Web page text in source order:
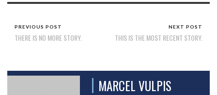
PREVIOUS POST
THERE IS NO MORE STORY.
NEXT POST
THIS IS THE MOST RECENT STORY.
MARCEL VULPIS